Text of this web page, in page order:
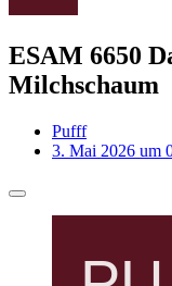
ESAM 6650
Milchschaum
Pufff
3. Mai 2026 um